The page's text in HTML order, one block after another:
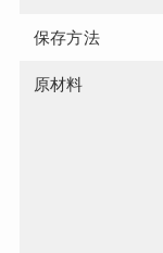
保存方法
原材料